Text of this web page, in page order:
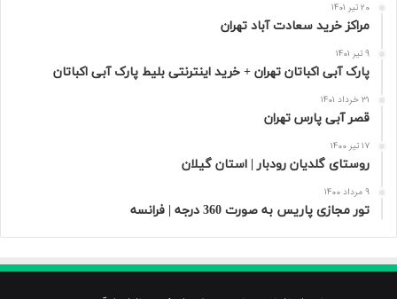
20 تیر 1401
مراکز خرید سعادت‌ آباد تهران
9 تیر 1401
پارک آبی اکباتان تهران + خرید اینترنتی بلیط پارک آبی اکباتان
31 خرداد 1401
قصر آبی پارس تهران
17 تیر 1400
روستای گلدیان رودبار | استان گیلان
9 مرداد 1400
تور مجازی پاریس به صورت 360 درجه | فرانسه